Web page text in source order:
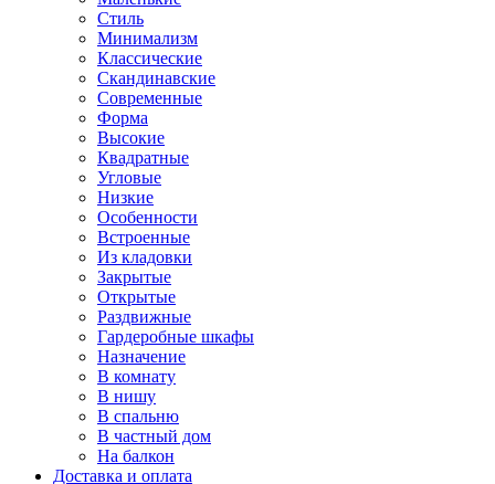
Стиль
Минимализм
Классические
Скандинавские
Современные
Форма
Высокие
Квадратные
Угловые
Низкие
Особенности
Встроенные
Из кладовки
Закрытые
Открытые
Раздвижные
Гардеробные шкафы
Назначение
В комнату
В нишу
В спальню
В частный дом
На балкон
Доставка и оплата